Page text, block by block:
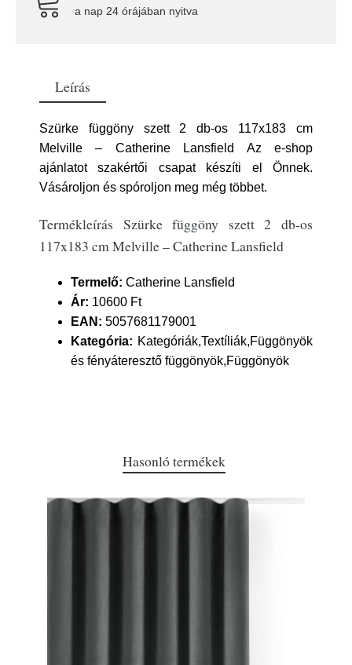
a nap 24 órájában nyitva
Leírás
Szürke függöny szett 2 db-os 117x183 cm
Melville – Catherine Lansfield Az e-shop
ajánlatot szakértői csapat készíti el Önnek.
Vásároljon és spóroljon meg még többet.
Termékleírás Szürke függöny szett 2 db-os
117x183 cm Melville – Catherine Lansfield
Termelő: Catherine Lansfield
Ár: 10600 Ft
EAN: 5057681179001
Kategória: Kategóriák,Textíliák,Függönyök
és fényáteresztő függönyök,Függönyök
Hasonló termékek